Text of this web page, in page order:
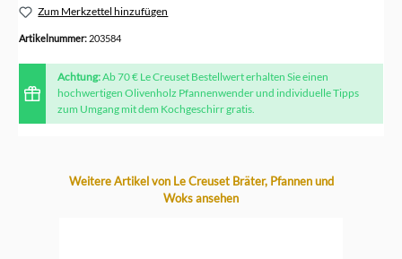
Zum Merkzettel hinzufügen
Artikelnummer: 203584
Achtung:Ab 70 € Le Creuset Bestellwert erhalten Sie einen
hochwertigen Olivenholz Pfannenwender und individuelle Tipps
zum Umgang mit dem Kochgeschirr gratis.
Produktgalerie überspringen
Weitere Artikel von Le Creuset Bräter, Pfannen und
Woks ansehen